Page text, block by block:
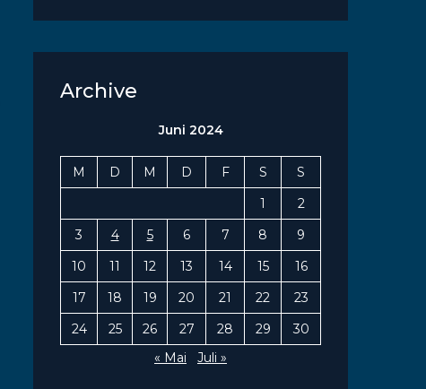
Archive
Juni 2024
M D M D F S
S
1
2
3
4 5 6 7 8
9
10
11 12 13 14 15
16
17
18 19 20 21 22
23
24
25 26 27 28 29
30
« Mai
Juli »